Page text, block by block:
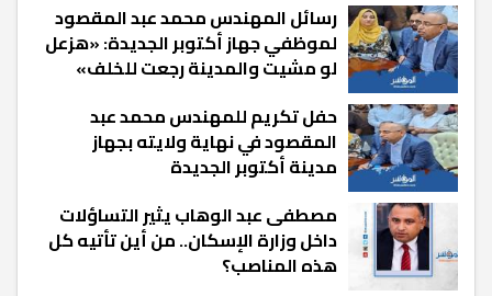
رسائل المهندس محمد عبد المقصود
لموظفي جهاز أكتوبر الجديدة: «هزعل
لو مشيت والمدينة رجعت للخلف»
حفل تكريم للمهندس محمد عبد
المقصود في نهاية ولايته بجهاز
مدينة أكتوبر الجديدة
مصطفى عبد الوهاب يثير التساؤلات
داخل وزارة الإسكان.. من أين تأتيه كل
هذه المناصب؟